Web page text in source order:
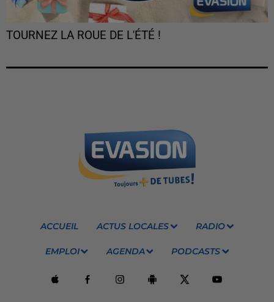
TOURNEZ LA ROUE DE L'ÉTÉ !
ACCUEIL ACTUS LOCALES RADIO
EMPLOI AGENDA PODCASTS